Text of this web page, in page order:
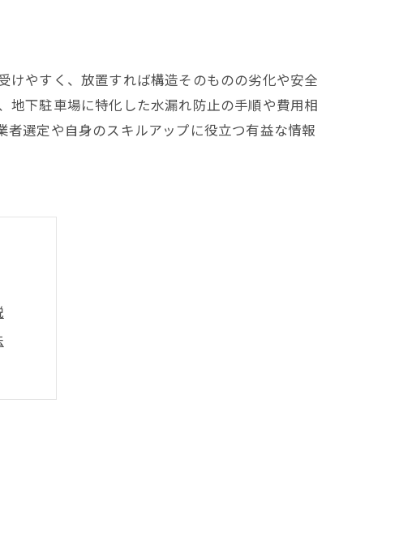
やすく、放置すれば構造そのものの劣化や安全
下駐車場に特化した水漏れ防止の手順や費用相
選定や自身のスキルアップに役立つ有益な情報